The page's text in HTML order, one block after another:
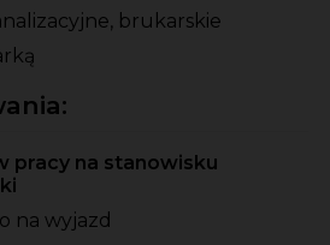
brukarskie
pracy na stanowisku
na wyjazd